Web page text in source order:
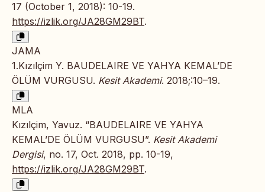
17 (October 1, 2018): 10-19.
https://izlik.org/JA28GM29BT.
JAMA
1.Kızılçim Y. BAUDELAIRE VE YAHYA KEMAL’DE
ÖLÜM VURGUSU. Kesit Akademi. 2018;:10–19.
MLA
Kızılçim, Yavuz. “BAUDELAIRE VE YAHYA
KEMAL’DE ÖLÜM VURGUSU”. Kesit Akademi
Dergisi, no. 17, Oct. 2018, pp. 10-19,
https://izlik.org/JA28GM29BT.